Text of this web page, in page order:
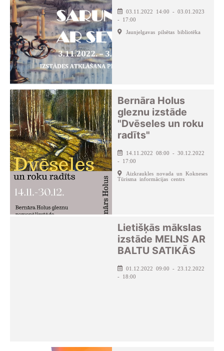
03.11.2022 14:00 - 03.01.2023
- 17:00
Jaunjelgavas pilsētas bibliotēka
Bernāra Holus
gleznu izstāde
"Dvēseles un roku
radīts"
14.11.2022 08:00 - 30.12.2022
- 17:00
Aizkraukles novada un Kokneses
Tūrisma informācijas centrs
Lietišķās mākslas
izstāde MELNS AR
BALTU SATIKĀS
01.12.2022 09:00 - 23.12.2022
- 18:00